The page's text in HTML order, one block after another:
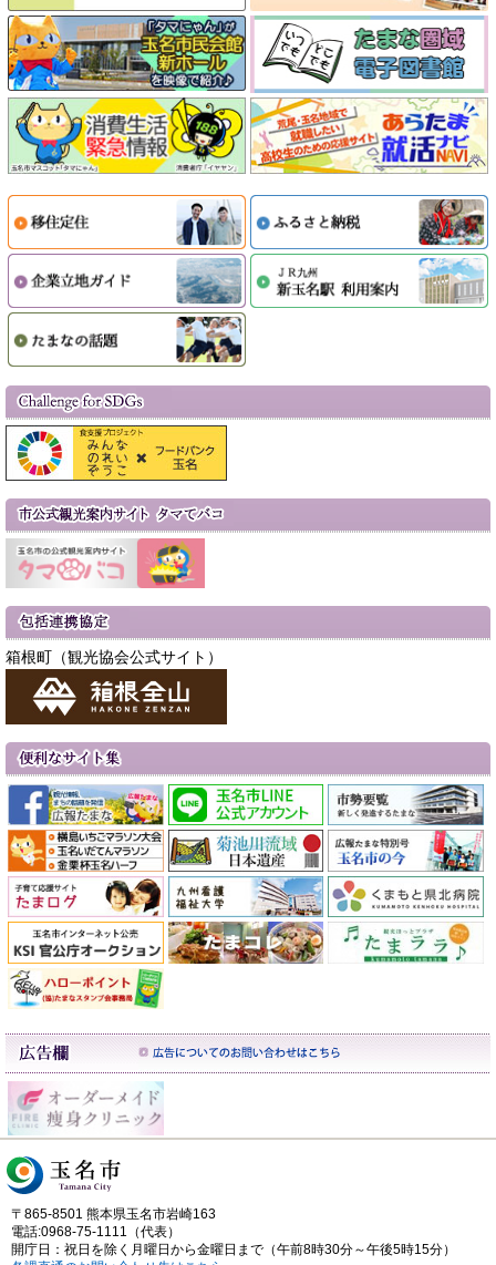
箱根町（観光協会公式サイト）
〒865-8501 熊本県玉名市岩崎163
電話:0968-75-1111（代表）
開庁日：祝日を除く月曜日から金曜日まで（午前8時30分～午後5時15分）